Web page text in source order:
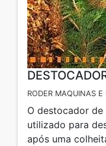
RODER MAQUINAS
O destocador
utilizado para
após uma